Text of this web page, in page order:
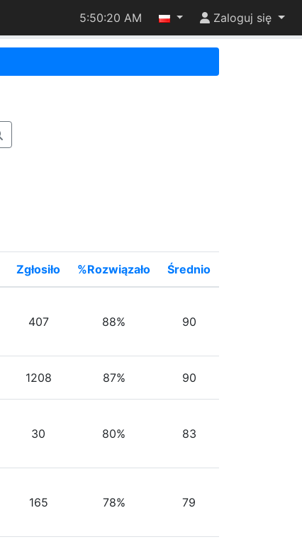
5:50:20 AM Zaloguj się
Zgłosiło %Rozwiązało Średnio
407 88% 90
1208 87% 90
30 80% 83
165 78% 79